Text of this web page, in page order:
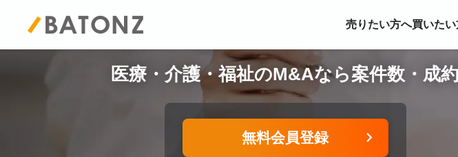
売りたい方へ買いた
医療・介護・福祉のM&Aなら案件数・成
無料会員登録